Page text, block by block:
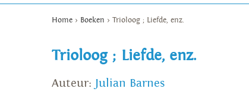
Home > Boeken > Trioloog ; Liefde, enz.
Trioloog ; Liefde, enz.
Auteur: Julian Barnes